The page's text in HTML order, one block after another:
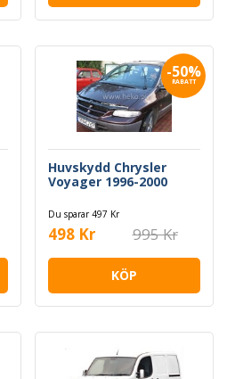
-50%
RABATT
Huvskydd Chrysler
Voyager 1996-2000
Du sparar 497 Kr
498 Kr 995 Kr
KÖP